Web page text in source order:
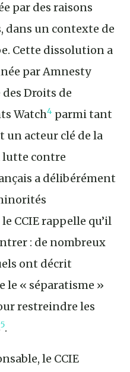
par des raisons
dans un contexte de
Cette dissolution a
par Amnesty
des Droits de
Watch4 parmi tant
un acteur clé de la
lutte contre
a délibérément
CCIE rappelle qu’il
: de nombreux
ont décrit
le « séparatisme »
restreindre les
5.
le CCIE